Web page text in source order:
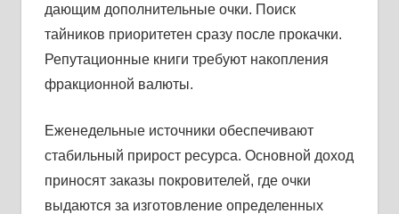
дающим дополнительные очки. Поиск
тайников приоритетен сразу после прокачки.
Репутационные книги требуют накопления
фракционной валюты.
Еженедельные источники обеспечивают
стабильный прирост ресурса. Основной доход
приносят заказы покровителей, где очки
выдаются за изготовление определенных